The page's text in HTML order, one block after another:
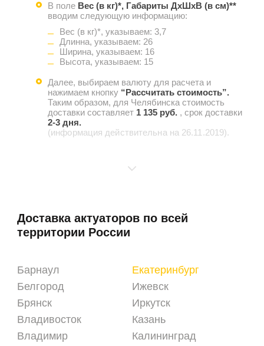
В поле Вес (в кг)*, Габариты ДхШхВ (в см)**
вводим следующую информацию:
Вес (в кг)*, указываем: 3,7
Длинна, указываем: 26
Ширина, указываем: 16
Высота, указываем: 15
Далее, выбираем валюту для расчета и
нажимаем кнопку “Рассчитать стоимость”.
Таким образом, для Челябинска стоимость
доставки составляет 1 135 руб. , срок доставки
2-3 дня.
(информация действительна на 26.11.2019).
Доставка актуаторов по всей
территории России
Барнаул
Белгород
Брянск
Владивосток
Владимир
Екатеринбург
Ижевск
Иркутск
Казань
Калининград